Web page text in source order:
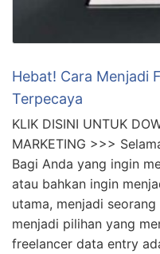
Hebat! Cara Menjadi
Terpecaya
KLIK DISINI UNTUK
MARKETING >>>
Bagi Anda yang ingin
atau bahkan ingin
utama, menjadi
menjadi pilihan yang
freelancer data entry